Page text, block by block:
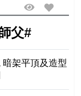
父#
架平頂及造型